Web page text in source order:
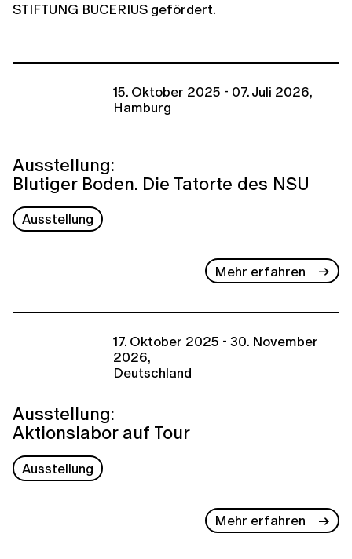
STIFTUNG BUCERIUS gefördert.
15. Oktober 2025 - 07. Juli 2026,
Hamburg
Ausstellung:
Blutiger Boden. Die Tatorte des NSU
Ausstellung
Mehr erfahren
17. Oktober 2025 - 30. November
2026,
Deutschland
Ausstellung:
Aktionslabor auf Tour
Ausstellung
Mehr erfahren